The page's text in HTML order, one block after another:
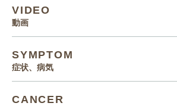
VIDEO
動画
SYMPTOM
症状、病気
CANCER